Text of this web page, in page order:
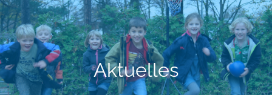
Aktuelles